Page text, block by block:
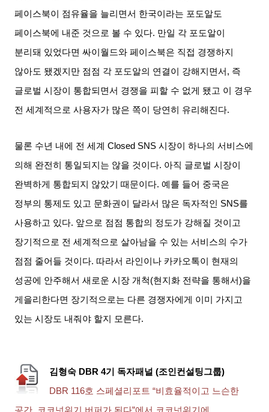
페이스북이 점유율을 늘리면서 한국이라는 포도알도
페이스북에 내준 것으로 볼 수 있다. 만일 각 포도알이
분리돼 있었다면 싸이월드와 페이스북은 직접 경쟁하지
않아도 됐겠지만 점점 각 포도알의 연결이 강해지면서 , 즉
글로벌 시장이 통합되면서 경쟁을 피할 수 없게 됐고 이 경우
전 세계적으로 사용자가 많은 쪽이 당연히 유리해진다.
물론 수년 내에 전 세계 Closed SNS시장이 하나의 서비스에
의해 완전히 통일되지는 않을 것이다. 아직 글로벌 시장이
완벽하게 통합되지 않았기 때문이다.예를 들어 중국은
정부의 통제도 있고 문화권이 달라서 많은 독자적인
SNS를
사용하고 있다. 앞으로 점점 통합의 정도가 강해질 것이고
장기적으로 전 세계적으로 살아남을 수 있는 서비스의 수가
점점 줄어들 것이다. 따라서 라인이나 카카오톡이 현재의
성공에 안주해서 새로운 시장 개척(현지화 전략을 통해서)을
게을리한다면 장기적으로는 다른 경쟁자에게 이미 가지고
있는 시장도 내줘야 할지 모른다.
김형숙 DBR 4기 독자패널 (조인컨설팅그룹)
DBR 116호 스페셜리포트“비효율적이고 느슨한